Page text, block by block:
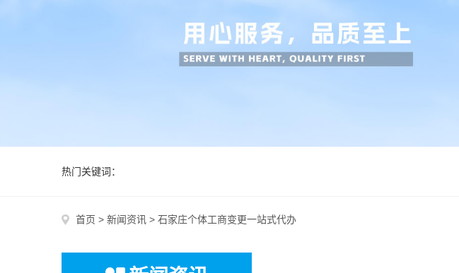
热门关键词：
首页 > 新闻资讯 > 石家庄个体工商变更一站式代办